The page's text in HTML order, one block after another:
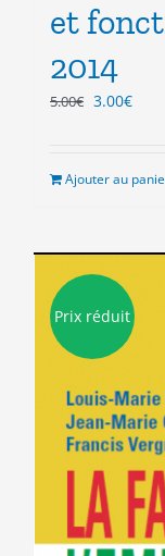
et
2014
5.00€ Le
était :
3.00€Le
est :
Ajouter au
Prix réduit